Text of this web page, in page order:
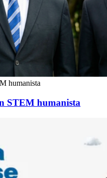
humanista
STEM humanista